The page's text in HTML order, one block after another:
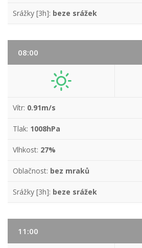
Srážky [3h]: beze srážek
08:00
Vítr: 0.91m/s
Tlak: 1008hPa
Vlhkost: 27%
Oblačnost: bez mraků
Srážky [3h]: beze srážek
11:00